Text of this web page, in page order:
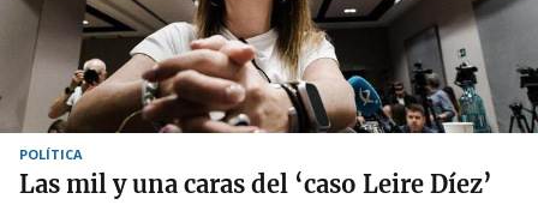
POLÍTICA
Las mil y una caras del ‘caso Leire Díez’